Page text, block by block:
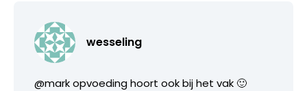
wesseling
@mark opvoeding hoort ook bij het vak 🙂